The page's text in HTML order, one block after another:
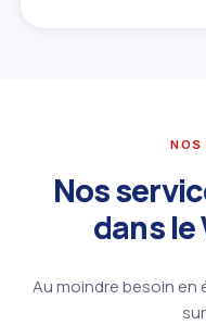
Nos
dans le
Au moindre besoin